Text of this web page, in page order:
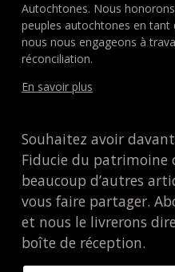
Autochtones. Nous
peuples autochtones en tant
nous nous engageons à
réconciliation.
En savoir plus
Souhaitez avoir
Fiducie du patrimoine
beaucoup d’autres
vous faire partager.
et nous le livrerons
boîte de réception.